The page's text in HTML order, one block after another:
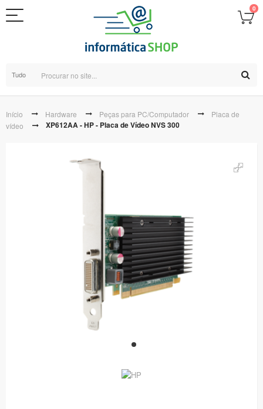
0
Tudo
Início Hardware Peças para PC/Computador
Placa de
vídeo
XP612AA - HP - Placa de Vídeo NVS 300